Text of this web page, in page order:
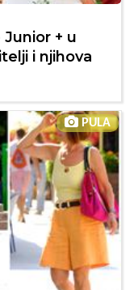
+ u
i njihova
PULA